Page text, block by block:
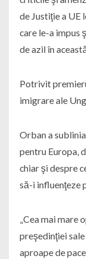
de Justiţie a UE
care le-a impus
de azil în
Potrivit
imigrare ale
Orban a
pentru Europa,
chiar şi despre
să-i influenţeze
„Cea mai mare
preşedinţiei
aproape de